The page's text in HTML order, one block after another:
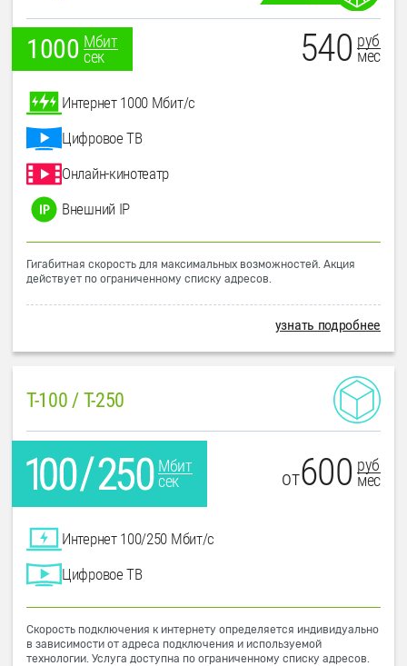
1000 Мбит
сек
540 руб
мес
Интернет 1000 Мбит/с
Цифровое ТВ
Онлайн-кинотеатр
Внешний IP
Гигабитная скорость для максимальных возможностей. Акция
действует по ограниченному списку адресов.
узнать подробнее
T-100 / T-250
Мбит
сек
от600 руб
мес
Интернет 100/250 Мбит/с
Цифровое ТВ
Скорость подключения к интернету определяется индивидуально
в зависимости от адреса подключения и используемой
технологии. Услуга доступна по ограниченному списку адресов.